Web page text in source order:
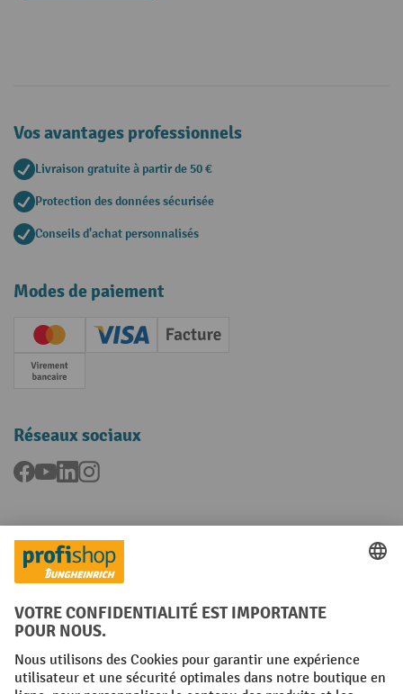
Vos avantages professionnels
Livraison gratuite à partir de 50 €
Protection des données sécurisée
Conseils d'achat personnalisés
Modes de paiement
Creditcard (Master)Creditcard (Visa)
Facture
Paiement anticipé
Réseaux sociaux
Facebook
YouTubeLinkedInInstagram
Langues
FR NL
Conditions générales Mentions légales